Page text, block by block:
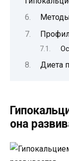
Диета
она